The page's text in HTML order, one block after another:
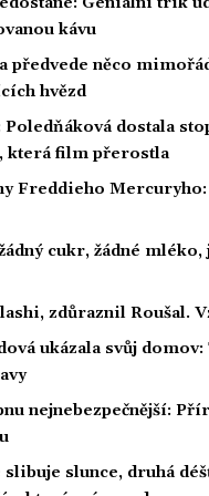
kávu
předvede něco
hvězd
Poledňáková dostala
která film přerostla
Freddieho Mercuryho:
cukr, žádné
zdůraznil Roušal.
ukázala svůj
nejnebezpečnější:
slibuje slunce, druhá